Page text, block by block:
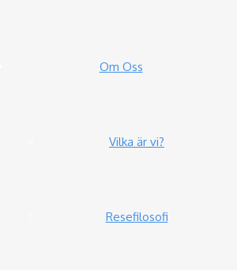
Om Oss
Vilka är vi?
Resefilosofi